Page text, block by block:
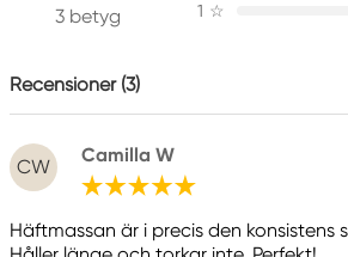
90546 Stein, Germany
3 betyg
1 ☆
Recensioner (3)
CW
Camilla W
Häftmassan är i precis den konsistens